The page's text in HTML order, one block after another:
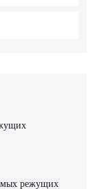
режущих